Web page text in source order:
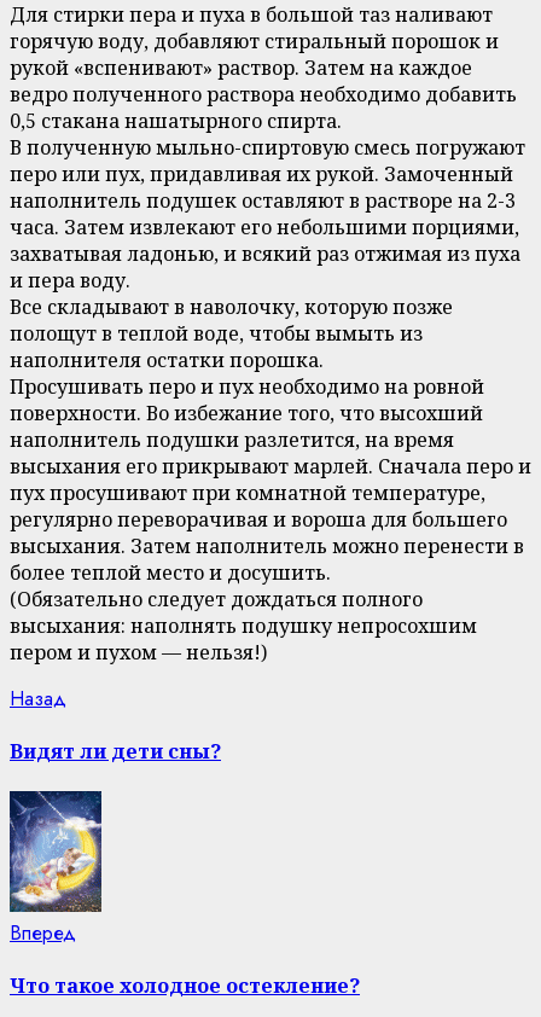
Для стирки пера и пуха в большой таз наливают
горячую воду, добавляют стиральный порошок и
рукой «вспенивают» раствор. Затем на каждое
ведро полученного раствора необходимо добавить
0,5 стакана нашатырного спирта.
В полученную мыльно-спиртовую смесь погружают
перо или пух, придавливая их рукой. Замоченный
наполнитель подушек оставляют в растворе на 2-3
часа. Затем извлекают его небольшими порциями,
захватывая ладонью, и всякий раз отжимая из пуха
и пера воду.
Все складывают в наволочку, которую позже
полощут в теплой воде, чтобы вымыть из
наполнителя остатки порошка.
Просушивать перо и пух необходимо на ровной
поверхности. Во избежание того, что высохший
наполнитель подушки разлетится, на время
высыхания его прикрывают марлей. Сначала перо и
пух просушивают при комнатной температуре,
регулярно переворачивая и вороша для большего
высыхания. Затем наполнитель можно перенести в
более теплой место и досушить.
(Обязательно следует дождаться полного
высыхания: наполнять подушку непросохшим
пером и пухом — нельзя!)
Continue
Reading
Назад
Видят ли дети сны?
Вперед
Что такое холодное остекление?